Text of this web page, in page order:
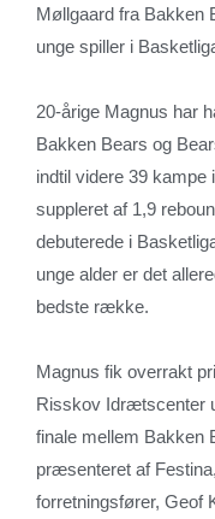
Møllgaard fra Bakken
unge spiller i
20-årige Magnus har
Bakken Bears og
indtil videre 39
suppleret af 1,9
debuterede i
unge alder er det
bedste række.
Magnus fik overrakt
Risskov Idrætscenter
finale mellem Bakken
præsenteret af
forretningsfører, Geof